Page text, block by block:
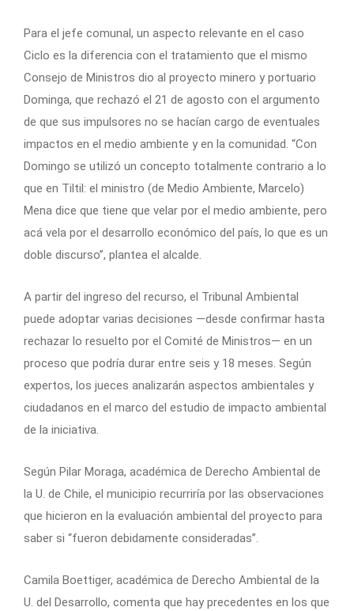
Para el jefe comunal, un aspecto relevante en el caso
Ciclo es la diferencia con el tratamiento que el mismo
Consejo de Ministros dio al proyecto minero y portuario
Dominga, que rechazó el 21 de agosto con el argumento
de que sus impulsores no se hacían cargo de eventuales
impactos en el medio ambiente y en la comunidad. “Con
Domingo se utilizó un concepto totalmente contrario a lo
que en Tiltil: el ministro (de Medio Ambiente, Marcelo)
Mena dice que tiene que velar por el medio ambiente, pero
acá vela por el desarrollo económico del país, lo que es un
doble discurso”, plantea el alcalde.
A partir del ingreso del recurso, el Tribunal Ambiental
puede adoptar varias decisiones —desde confirmar hasta
rechazar lo resuelto por el Comité de Ministros— en un
proceso que podría durar entre seis y 18 meses. Según
expertos, los jueces analizarán aspectos ambientales y
ciudadanos en el marco del estudio de impacto ambiental
de la iniciativa.
Según Pilar Moraga, académica de Derecho Ambiental de
la U. de Chile, el municipio recurriría por las observaciones
que hicieron en la evaluación ambiental del proyecto para
saber si “fueron debidamente consideradas”.
Camila Boettiger, académica de Derecho Ambiental de la
U. del Desarrollo, comenta que hay precedentes en los que